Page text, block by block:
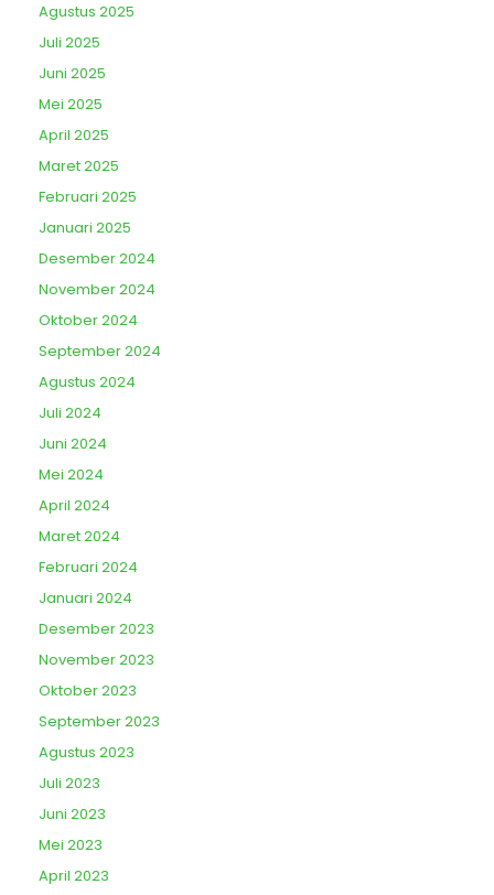
Agustus 2025
Juli 2025
Juni 2025
Mei 2025
April 2025
Maret 2025
Februari 2025
Januari 2025
Desember 2024
November 2024
Oktober 2024
September 2024
Agustus 2024
Juli 2024
Juni 2024
Mei 2024
April 2024
Maret 2024
Februari 2024
Januari 2024
Desember 2023
November 2023
Oktober 2023
September 2023
Agustus 2023
Juli 2023
Juni 2023
Mei 2023
April 2023